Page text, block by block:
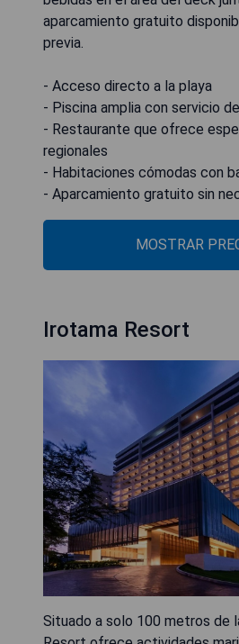
aparcamiento gratuito
previa.
- Acceso directo a la playa
- Piscina amplia con servicio
- Restaurante que ofrece
regionales
- Habitaciones cómodas con
- Aparcamiento gratuito sin
MOSTRAR
Irotama Resort
Situado a solo 100 metros de